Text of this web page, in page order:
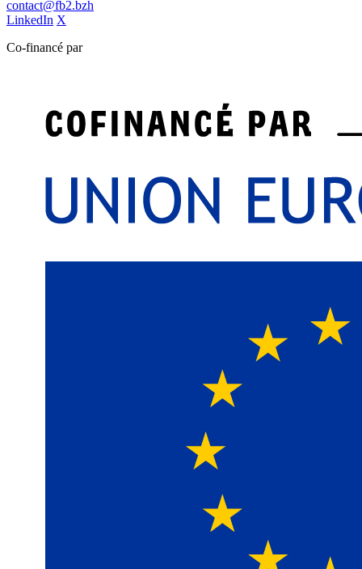
contact@fb2.bzh
LinkedIn X
Co-financé par